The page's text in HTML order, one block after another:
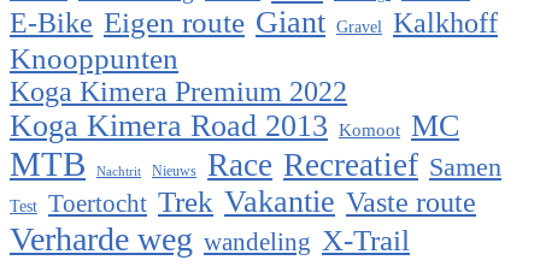
E-Bike Eigen route Giant Gravel Kalkhoff
Knooppunten
Koga Kimera Premium 2022
Koga Kimera Road 2013 Komoot MC
MTB Nachtrit Nieuws Race Recreatief Samen
Test Toertocht Trek Vakantie Vaste route
Verharde weg wandeling X-Trail